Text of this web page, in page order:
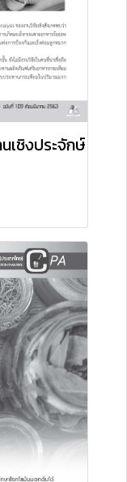
เชิงประจักษ์